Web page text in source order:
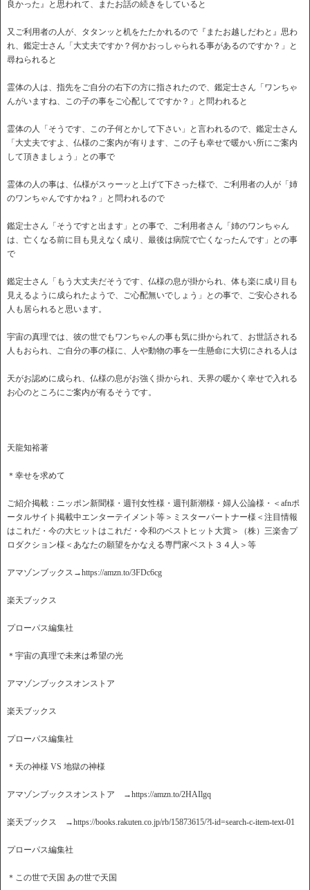
良かった』と思われて、またお話の続きをしていると
又ご利用者の人が、タタンッと机をたたかれるので『またお越しだわと』思わ
れ、鑑定士さん「大丈夫ですか？何かおっしゃられる事があるのですか？」と
尋ねられると
霊体の人は、指先をご自分の右下の方に指されたので、鑑定士さん「ワンちゃ
んがいますね、この子の事をご心配してですか？」と問われると
霊体の人「そうです、この子何とかして下さい」と言われるので、鑑定士さん
「大丈夫ですよ、仏様のご案内が有ります、この子も幸せで暖かい所にご案内
して頂きましょう」との事で
霊体の人の事は、仏様がスゥーッと上げて下さった様で、ご利用者の人が「姉
のワンちゃんですかね？」と問われるので
鑑定士さん「そうですと出ます」との事で、ご利用者さん「姉のワンちゃん
は、亡くなる前に目も見えなく成り、最後は病院で亡くなったんです」との事
で
鑑定士さん「もう大丈夫だそうです、仏様の息が掛かられ、体も楽に成り目も
見えるように成られたようで、ご心配無いでしょう」との事で、ご安心される
人も居られると思います。
宇宙の真理では、彼の世でもワンちゃんの事も気に掛かられて、お世話される
人もおられ、ご自分の事の様に、人や動物の事を一生懸命に大切にされる人は
天がお認めに成られ、仏様の息がお強く掛かられ、天界の暖かく幸せで入れる
お心のところにご案内が有るそうです。
天龍知裕著
＊幸せを求めて
ご紹介掲載：ニッポン新聞様・週刊女性様・週刊新潮様・婦人公論様・＜afnポ
ータルサイト掲載中エンターテイメント等＞ミスターパートナー様＜注目情報
はこれだ・今の大ヒットはこれだ・令和のベストヒット大賞＞（株）三楽舎プ
ロダクション様＜あなたの願望をかなえる専門家ベスト３４人＞等
アマゾンブックス→https://amzn.to/3FDc6cg
楽天ブックス
プローパス編集社
＊宇宙の真理で未来は希望の光
アマゾンブックスオンストア
楽天ブックス
プローパス編集社
＊天の神様 VS 地獄の神様
アマゾンブックスオンストア →https://amzn.to/2HAIlgq
楽天ブックス →https://books.rakuten.co.jp/rb/15873615/?l-id=search-c-item-text-01
プローパス編集社
＊この世で天国 あの世で天国